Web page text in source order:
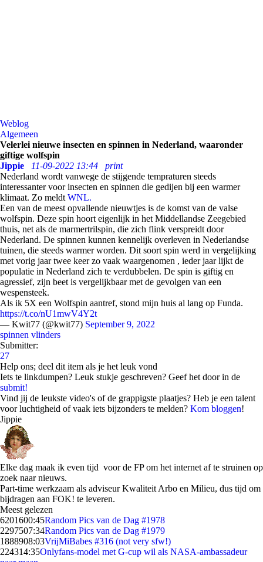
Weblog
Algemeen
Velerlei nieuwe insecten en spinnen in Nederland, waaronder
giftige wolfspin
Jippie
11-09-2022 13:44
print
Nederland wordt vanwege de stijgende tempraturen steeds
interessanter voor insecten en spinnen die gedijen bij een warmer
klimaat. Zo meldt WNL.
Een van de meest opvallende nieuwtjes is de komst van de valse
wolfspin. Deze spin hoort eigenlijk in het Middellandse Zeegebied
thuis, net als de marmertrilspin, die zich flink verspreidt door
Nederland. De spinnen kunnen kennelijk overleven in Nederlandse
tuinen, die steeds warmer worden. Dit soort spin werd in vergelijking
met vorig jaar twee keer zo vaak waargenomen , ieder jaar lijkt de
populatie in Nederland zich te verdubbelen. De spin is giftig en
agressief, zijn beet is vergelijkbaar met de gevolgen van een
wespensteek.
Als ik 5X een Wolfspin aantref, stond mijn huis al lang op Funda.
https://t.co/nU1mwV4Y2t
— Kwit77 (@kwit77) September 9, 2022
spinnen vlinders
Submitter:
27
Help ons; deel dit item als je het leuk vond
Iets te linkdumpen? Leuk stukje geschreven? Geef het door in de
submit!
Vind jij de leukste video's of de grappigste plaatjes? Heb je een talent
voor luchtigheid of vaak iets bijzonders te melden? Kom bloggen!
Jippie
Elke dag maak ik even tijd voor de FP om het internet af te struinen op
zoek naar nieuws.
Part-time werkzaam als adviseur Kwaliteit Arbo en Milieu, dus tijd om
bijdragen aan FOK! te leveren.
Meest gelezen
6201600:45Random Pics van de Dag #1978
2297507:34Random Pics van de Dag #1979
1888908:03VrijMiBabes #316 (not very sfw!)
224314:35Onlyfans-model met G-cup wil als NASA-ambassadeur